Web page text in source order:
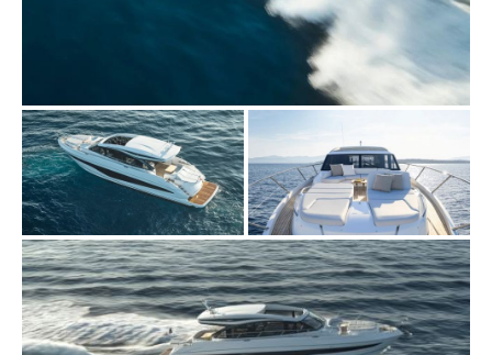
VISITE VIRTUELLE